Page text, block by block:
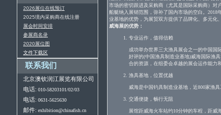
市场的密切跟进及采购商（尤其是国际采购商）对
船艇纳入展销范围，弥补了国内市场的空白。
业基地的优势，为展贸双方提供了品牌化、多元化
威海展的优势：
专业运作，值得信赖
成功举办世界三大渔具展会之一的中国国
好评的(中国渔具制造业基地)威海国际渔
合的资源，在组委会卓越的展会运作能力
渔具基地，位置优越
威海是中国钓具制造业基地，近800家渔
交通便捷，畅行无阻
展馆距威海火车站约10分钟的车程，距威